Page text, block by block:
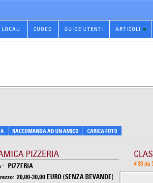
LOCALI CUOCO GUIDE UTENTI ARTICOLI
RACCOMANDA AD UN AMICO CARICA FOTO
PIZZERIA
: PIZZERIA
20,00-30,00 EURO (SENZA BEVANDE)
# 30 da